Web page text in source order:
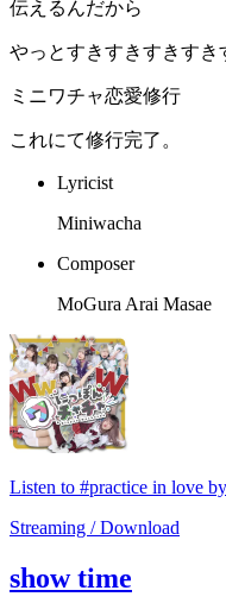
伝えるんだから
やっとすきすきすきす
ミニワチャ恋愛修行
これにて修行完了。
Lyricist
Miniwacha
Composer
MoGura Arai Masae
Listen to #practice in love
Streaming / Download
show time